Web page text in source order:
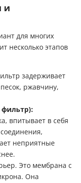
и
для многих
несколько этапов
задерживает
ржавчину,
фильтр):
впитывает в себя
неприятные
Это мембрана с
Она